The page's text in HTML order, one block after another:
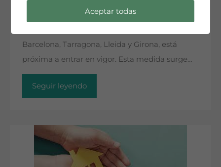
los alquileres en 140 municipios de Cataluña,
Barcelona, Tarragona, Lleida y Girona, está
próxima a entrar en vigor. Esta medida surge…
Seguir leyendo
Aceptar todas